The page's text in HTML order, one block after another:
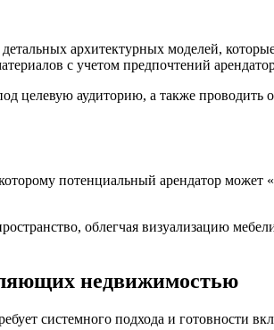
архитектурных моделей,
с учетом предпочтений
целевую аудиторию, а также
потенциальный арендатор может
облегчая визуализацию
недвижимостью
системного подхода и готовности